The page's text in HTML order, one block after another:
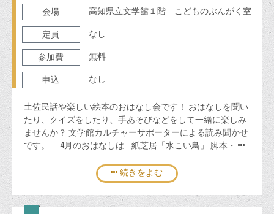
会場 高知県立文学館１階 こどものぶんがく室
定員 なし
参加費 無料
申込 なし
土佐民話や楽しい絵本のおはなし会です！ おはなしを聞い
たり、クイズをしたり、手あそびなどをして一緒に楽しみ
ませんか？ 文学館カルチャーサポーターによる読み聞かせ
です。 4月のおはなしは 紙芝居「水こい鳥」 脚本・
続きをよむ